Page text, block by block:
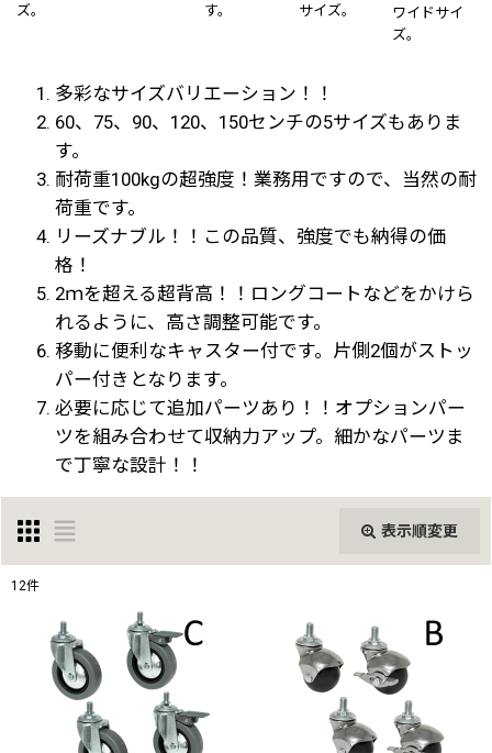
ズ。
す。
サイズ。
ワイドサイ
ズ。
多彩なサイズバリエーション！！
60、75、90、120、150センチの5サイズもありま
す。
耐荷重100kgの超強度！業務用ですので、当然の耐
荷重です。
リーズナブル！！この品質、強度でも納得の価
格！
2ｍを超える超背高！！ロングコートなどをかけら
れるように、高さ調整可能です。
移動に便利なキャスター付です。片側2個がストッ
パー付きとなります。
必要に応じて追加パーツあり！！オプションパー
ツを組み合わせて収納力アップ。細かなパーツま
で丁寧な設計！！
表示順変更
表示数
並び順:
12件